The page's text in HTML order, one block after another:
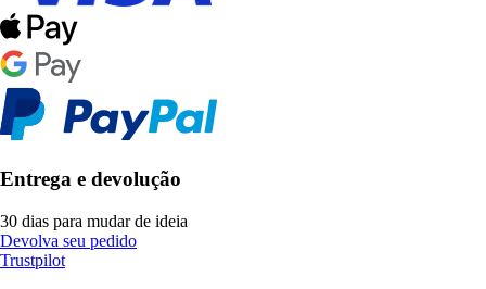
Entrega e devolução
30 dias para mudar de ideia
Devolva seu pedido
Trustpilot